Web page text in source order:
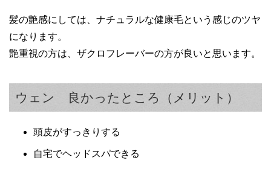
髪の艶感にしては、ナチュラルな健康毛という感じのツヤ
になります。
艶重視の方は、ザクロフレーバーの方が良いと思います。
ウェン 良かったところ（メリット）
頭皮がすっきりする
自宅でヘッドスパできる